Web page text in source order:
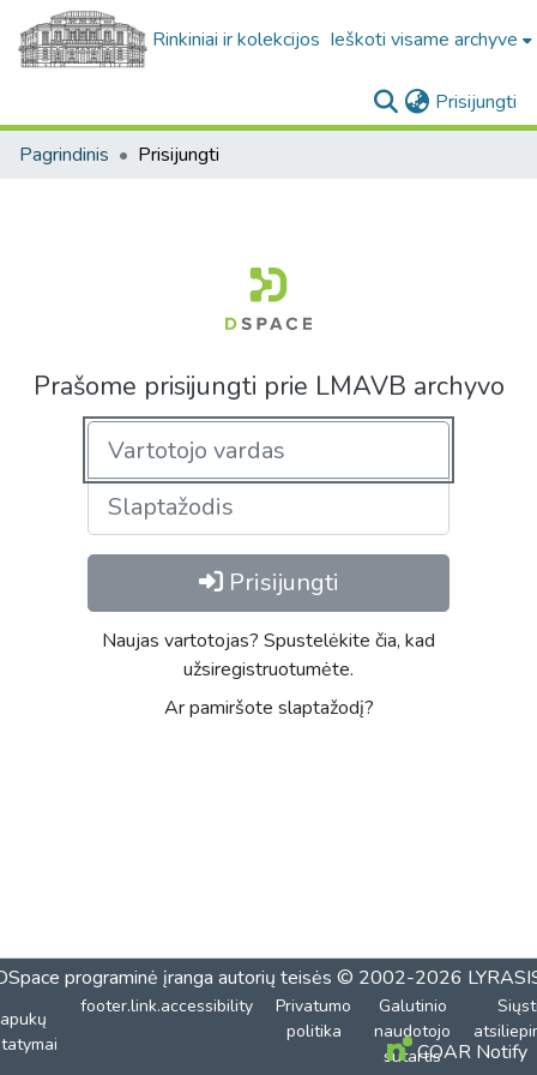
Rinkiniai ir kolekcijos Ieškoti visame archyve
Prisijungti
Pagrindinis Prisijungti
Prašome prisijungti prie LMAVB archyvo
Prisijungti
Naujas vartotojas? Spustelėkite čia, kad
užsiregistruotumėte.
Ar pamiršote slaptažodį?
programinė įranga autorių teisės © 2002-2026
footer.link.accessibility
Privatumo
politika
Galutinio
naudotojo
sutartisCOAR Notify